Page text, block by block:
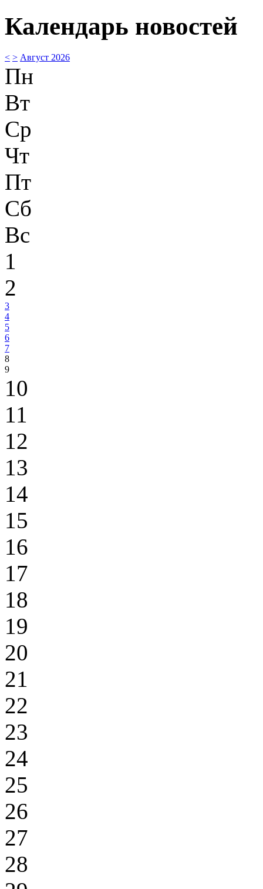
Календарь новостей
< > Август 2026
Пн
Вт
Ср
Чт
Пт
Сб
Вс
1
2
3
4
5
6
7
8
9
10
11
12
13
14
15
16
17
18
19
20
21
22
23
24
25
26
27
28